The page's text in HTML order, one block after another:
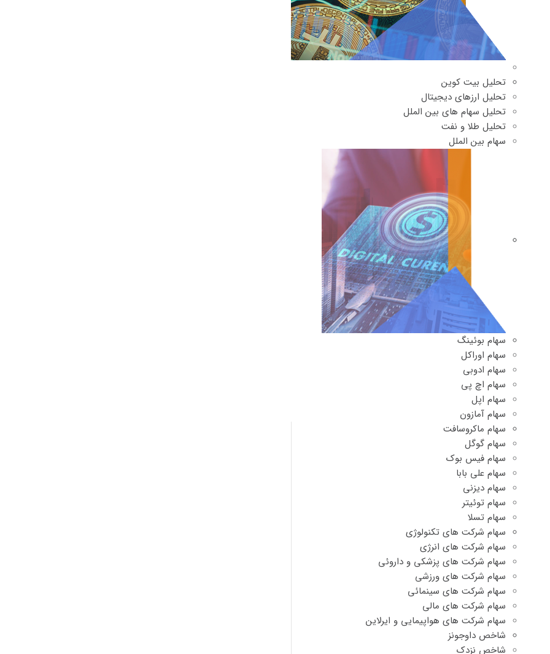
تحلیل بیت کوین
تحلیل ارزهای دیجیتال
تحلیل سهام های بین الملل
تحلیل طلا و نفت
سهام بین الملل
سهام بوئینگ
سهام اوراکل
سهام ادوبی
سهام اچ پی
سهام اپل
سهام آمازون
سهام ماکروسافت
سهام گوگل
سهام فیس بوک
سهام علی بابا
سهام دیزنی
سهام توئیتر
سهام تسلا
سهام شرکت های تکنولوژی
سهام شرکت های انرژی
سهام شرکت های پزشکی و داروئی
سهام شرکت های ورزشی
سهام شرکت های سینمائی
سهام شرکت های مالی
سهام شرکت های هواپیمایی و ایرلاین
شاخص داوجونز
شاخص نزدک